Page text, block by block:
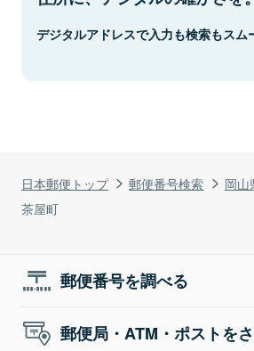
日本郵便トップ 郵便番号検索 岡山
茶屋町
デジタルアドレスで入力も検索もスム
郵便番号を調べる
郵便局・ATM・ポストを